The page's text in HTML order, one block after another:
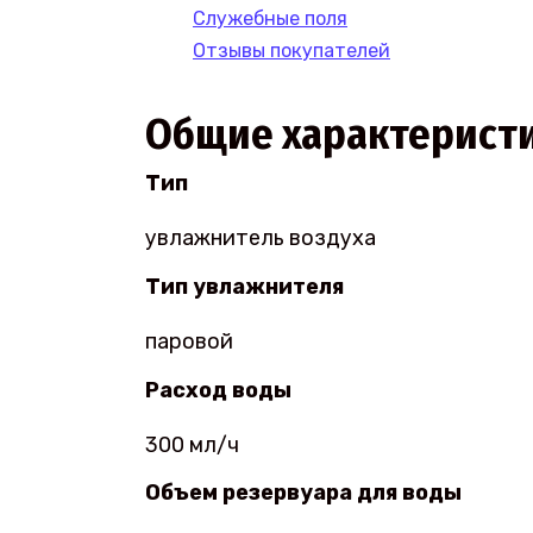
Служебные поля
Отзывы покупателей
Общие
Тип
увлажнитель воздуха
Тип увлажнителя
паровой
Расход воды
300 мл/ч
Объем резервуара для воды